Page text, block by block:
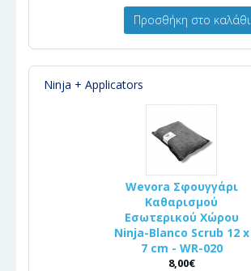
Προσθήκη στο καλάθι
Ninja + Applicators
Wevora Σφουγγάρι
Καθαρισμού
Εσωτερικού Χώρου
Ninja-Blanco Scrub 12 x
7 cm - WR-020
8,00€